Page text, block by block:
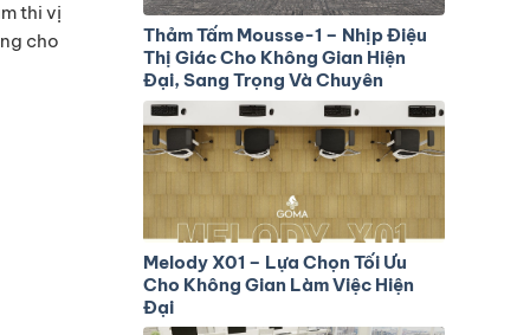
thi vị
cho
Thảm Tấm Mousse-1 – Nhịp Điệu
Thị Giác Cho Không Gian Hiện
Đại, Sang Trọng Và Chuyên
Nghiệp
Melody X01 – Lựa Chọn Tối Ưu
Cho Không Gian Làm Việc Hiện
Đại